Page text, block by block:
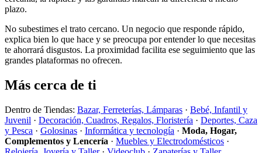
plazo.
No subestimes el trato cercano. Un negocio que responde rápido,
explica bien lo que hace y se preocupa por entender lo que necesitas
te ahorrará disgustos. La proximidad facilita ese seguimiento que las
grandes plataformas no ofrecen.
Más cerca de ti
Dentro de Tiendas: Bazar, Ferreterías, Lámparas · Bebé, Infantil y
Juvenil · Decoración, Cuadros, Regalos, Floristería · Deportes, Caza
y Pesca · Golosinas · Informática y tecnología · Moda, Hogar,
Complementos y Lencería · Muebles y Electrodomésticos ·